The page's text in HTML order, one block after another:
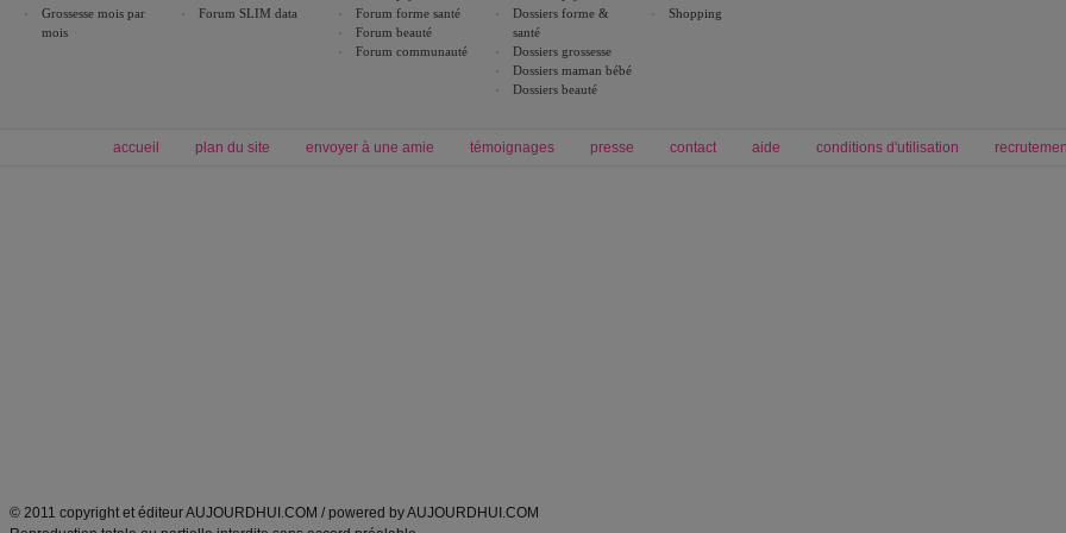
Grossesse mois par
mois
Forum SLIM data
Forum forme santé
Forum beauté
Forum communauté
Dossiers forme &
santé
Dossiers grossesse
Dossiers maman bébé
Dossiers beauté
Shopping
accueil plan du site envoyer à une amie témoignages presse contact aide conditions d'utilisation
© 2011 copyright et éditeur AUJOURDHUI.COM / powered by AUJOURDHUI.COM